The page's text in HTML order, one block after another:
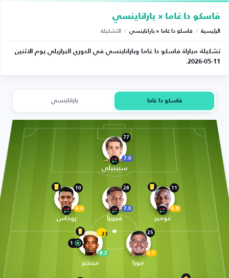
فاسكو دا غاما × باراناينسي
الرئيسية / فاسكو دا غاما × باراناينسي / التشكيلة
تشكيلة مباراة فاسكو دا غاما وباراناينسي في الدوري البرازيلي يوم الاثنين
11-05-2026.
فاسكو دا غاما باراناينسي
77
7.0
سبينيلي
10
6.6
روخاس
28
7.0
فيريرا
11
6.8
غوميز
23
8.2
1
مينديز
25
6.7
مورا